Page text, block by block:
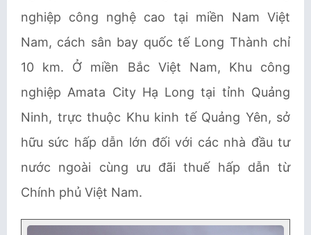
nghiệp công nghệ cao tại miền Nam Việt
Nam, cách sân bay quốc tế Long Thành chỉ
10 km. Ở miền Bắc Việt Nam, Khu công
nghiệp Amata City Hạ Long tại tỉnh Quảng
Ninh, trực thuộc Khu kinh tế Quảng Yên, sở
hữu sức hấp dẫn lớn đối với các nhà đầu tư
nước ngoài cùng ưu đãi thuế hấp dẫn từ
Chính phủ Việt Nam.